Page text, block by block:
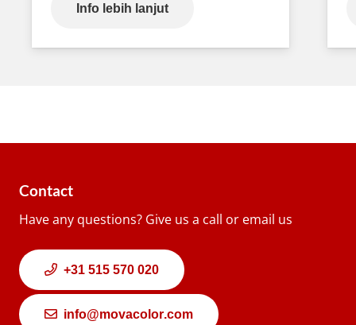
Info lebih lanjut
Contact
Have any questions? Give us a call or email us
+31 515 570 020
info@movacolor.com